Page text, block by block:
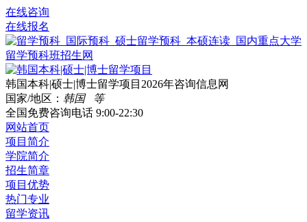
在线咨询
在线报名
韩国本科|硕士|博士留学项目2026年咨询信息网
国家/地区： 韩国 等
全国免费咨询电话 9:00-22:30
网站首页
项目简介
学院简介
招生简章
项目优势
热门专业
留学资讯